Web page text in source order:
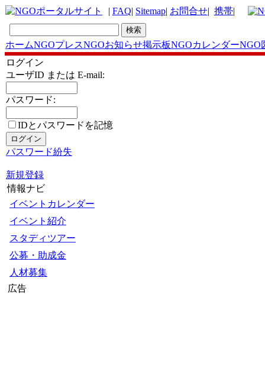
| FAQ| Sitemap| お問合せ| 携帯|
ホームNGOプレスNGOお知らせ掲示板NGOカレンダーNGO
ログイン
ユーザID または E-mail:
パスワード:
IDとパスワードを記憶
パスワード紛失
新規登録
情報ナビ
イベントカレンダー
イベント紹介
スタディツアー
公募・助成金
人材募集
広告